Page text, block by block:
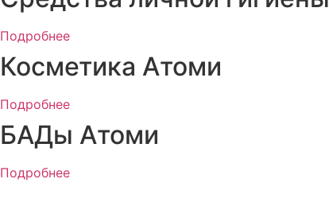
Подробнее
Косметика Атоми
Подробнее
БАДы Атоми
Подробнее